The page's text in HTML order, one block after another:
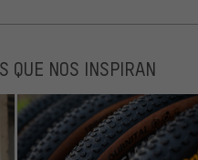
QUE NOS INSPIRAN